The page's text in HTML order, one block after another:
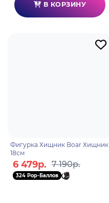
В КОРЗИНУ
Фигурка Хищник Boar Хищник
18см
6 479р. 7 190р.
324 Pop-Баллов